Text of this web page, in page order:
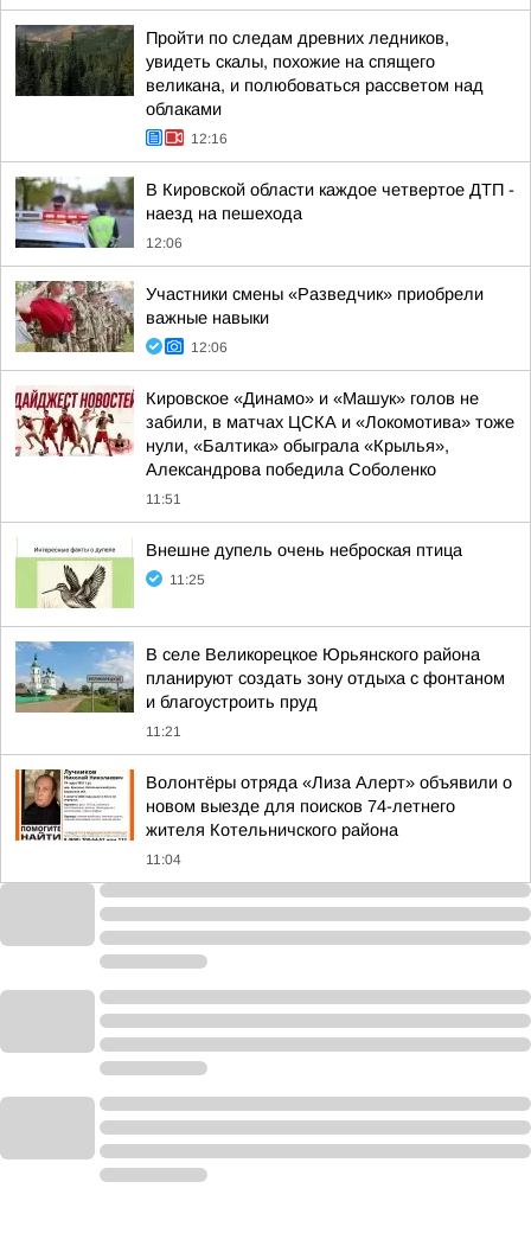
Пройти по следам древних ледников,
увидеть скалы, похожие на спящего
великана, и полюбоваться рассветом над
облаками
12:16
В Кировской области каждое четвертое ДТП -
наезд на пешехода
12:06
Участники смены «Разведчик» приобрели
важные навыки
12:06
Кировское «Динамо» и «Машук» голов не
забили, в матчах ЦСКА и «Локомотива» тоже
нули, «Балтика» обыграла «Крылья»,
Александрова победила Соболенко
11:51
Внешне дупель очень неброская птица
11:25
В селе Великорецкое Юрьянского района
планируют создать зону отдыха с фонтаном
и благоустроить пруд
11:21
Волонтёры отряда «Лиза Алерт» объявили о
новом выезде для поисков 74-летнего
жителя Котельничского района
11:04